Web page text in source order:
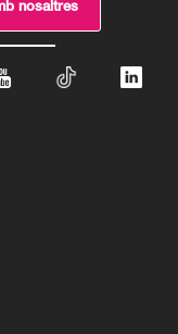
nosaltres